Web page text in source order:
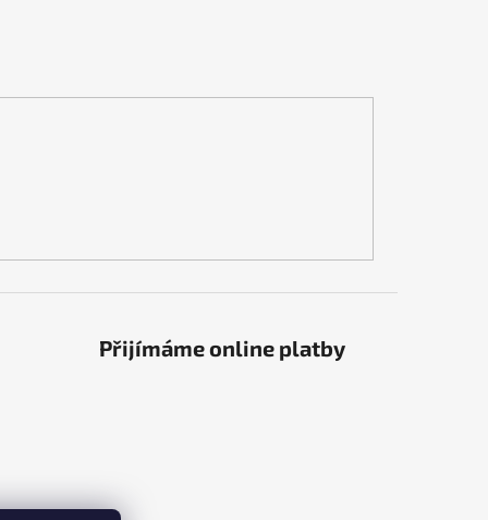
Přijímáme online platby